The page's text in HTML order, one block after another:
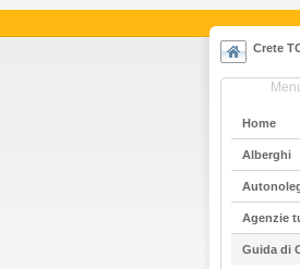
Crete
Home
Alberghi
Agenzie
Guida di